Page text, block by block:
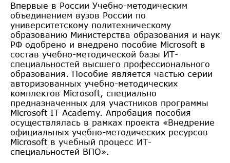
Впервые в России Учебно-методическим
объединением вузов России по
университетскому политехническому
образованию Министерства образования и наук
РФ одобрено и внедрено пособие Microsoft в
состав учебно-методической базы ИТ-
специальностей высшего профессионального
образования. Пособие является частью серии
авторизованных учебно-методических
комплектов Microsoft, специально
предназначенных для участников программы
Microsoft IT Academy. Апробация пособия
осуществлялась в рамках проекта «Внедрение
официальных учебно-методических ресурсов
Microsoft в учебный процесс ИТ-
специальностей ВПО».